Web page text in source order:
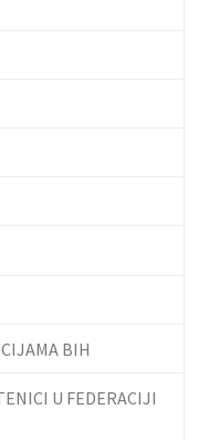
BIH
U FEDERACIJI